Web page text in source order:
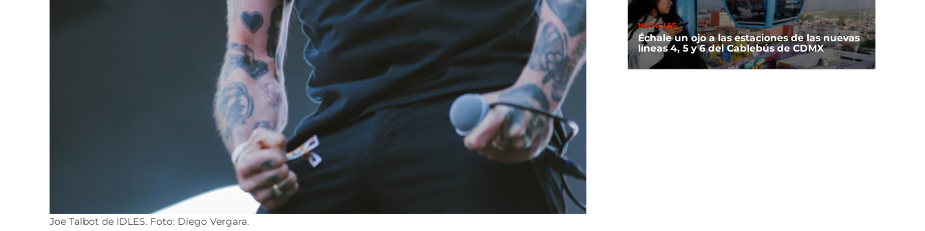
Joe Talbot de IDLES. Foto: Diego Vergara.
NOTICIAS
Échale un ojo a las estaciones de las nuevas
líneas 4, 5 y 6 del Cablebús de CDMX